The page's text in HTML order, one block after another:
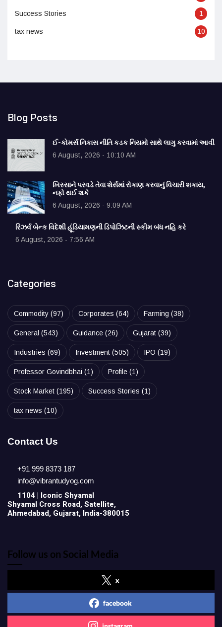
Success Stories 1
tax news 10
Blog Posts
ઈ-કોમર્સ નિકાસ નીતિ કડક નિયમો સાથે લાગુ કરવામાં આવી
6 August, 2026 - 10:10 AM
ખિસ્સાને પરવડે તેવા શેર્સમાં રોકાણ કરવાનું વિચારી શકાય,
નફો થઈ શકે
6 August, 2026 - 9:09 AM
રિઝર્વ બેન્ક વિદેશી હૂંડિયામણની ડિપોઝિટની સ્કીમ બંધ નહિ કરે
6 August, 2026 - 7:56 AM
Categories
Commodity (97) Corporates (64) Farming (38)
General (543) Guidance (26) Gujarat (39)
Industries (69) Investment (505) IPO (19)
Professor Govindbhai (1) Profile (1)
Stock Market (195) Success Stories (1)
tax news (10)
Contact Us
+91 999 8373 187
info@vibrantudyog.com
1104 | Iconic Shyamal
Shyamal Cross Road, Satellite,
Ahmedabad, Gujarat, India-380015
Follow us on Social Media
x
facebook